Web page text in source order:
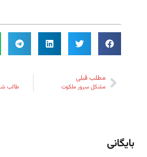
مطلب قبلی
مشکل سِرور ملکوت طالب
بایگانی